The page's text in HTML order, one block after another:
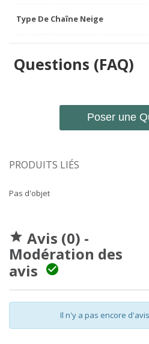
Type De Chaîne Neige
Questions (FAQ)
Poser une
PRODUITS LIÉS
Pas d'objet
 Avis (0) -
Modération des
avis

Il n'y a pas encore